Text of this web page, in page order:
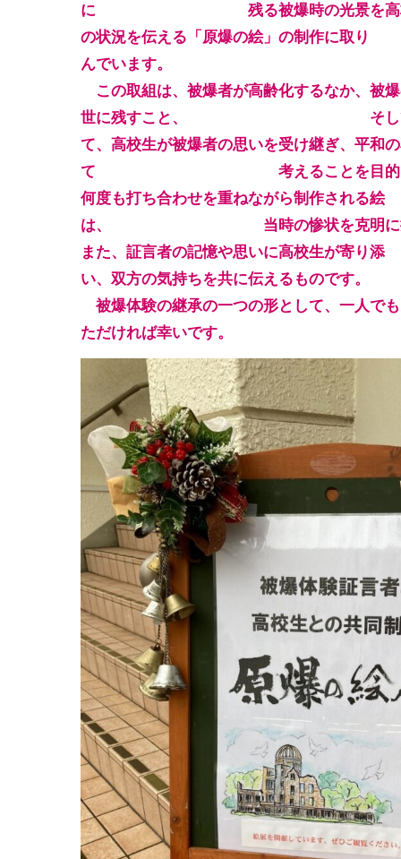
に 残る被爆時の光景を高
の状況を伝える「原爆の絵」
んでいます。
この取組は、被爆者が高齢化するなか、被
世に残すこと、 そして 、
て、高校生が被爆者の思いを受け継ぎ、平和
て 考えることを目
何度も打ち合わせを重ねながら制作される絵
は、 当時の惨状を克明に描き
また、証言者の記憶や思いに高
い、双方の気持ちを共に伝えるものです。
被爆体験の継承の一つの形として、一人で
ただければ幸いです。